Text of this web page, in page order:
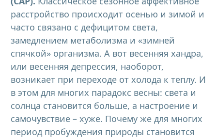
расстройство происходит осенью и зимой и
часто связано с дефицитом света,
замедлением метаболизма и «зимней
спячкой» организма. А вот весенняя хандра,
или весенняя депрессия, наоборот,
возникает при переходе от холода к теплу. И
в этом для многих парадокс весны: света и
солнца становится больше, а настроение и
самочувствие – хуже. Почему же для многих
период пробуждения природы становится